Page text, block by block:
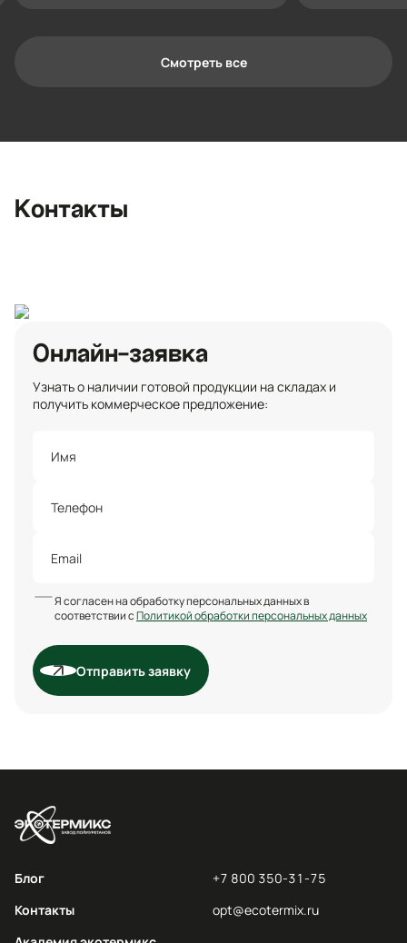
Смотреть все
Контактыopt@ecotermix.ru
Онлайн-заявка
Узнать о наличии готовой продукции на складах и
получить коммерческое предложение:
Я согласен на обработку персональных данных в
соответствии сПолитикой обработки персональных данных
Отправить заявку
Блог
Контакты
+7 800 350-31-75
opt@ecotermix.ru